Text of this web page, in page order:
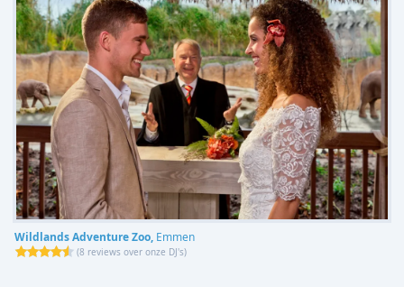
Wildlands Adventure Zoo, Emmen
(8 reviews over onze DJ's)